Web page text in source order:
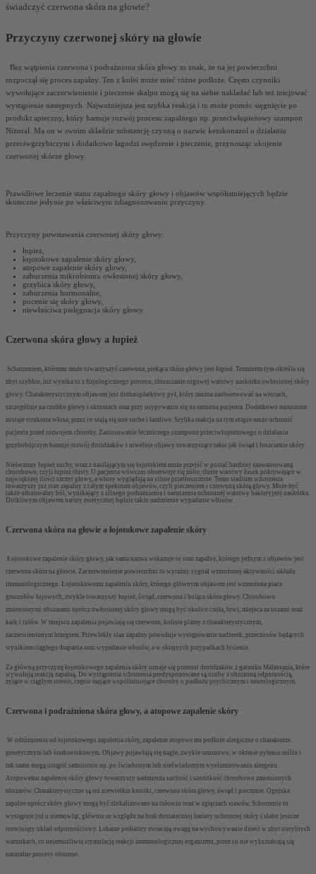
świadczyć czerwona skóra na głowie?
Przyczyny czerwonej skóry na głowie
Bez wątpienia czerwona i podrażniona skóra głowy to znak, że na jej powierzchni
rozpoczął się proces zapalny. Ten z kolei może mieć różne podłoże. Często czynniki
wywołujące zaczerwienienie i pieczenie skalpu mogą się na siebie nakładać lub też inicjować
wystąpienie następnych. Najważniejsza jest szybka reakcja i tu może pomóc sięgnięcie po
produkt apteczny, który hamuje rozwój procesu zapalnego np. przeciwłupieżowy szampon
Nizoral. Ma on w swoim składzie substancję czynną o nazwie ketokonazol o działaniu
przeciwgrzybiczym i dodatkowo łagodzi swędzenie i pieczenie, przynosząc ukojenie
czerwonej skórze głowy.
Prawidłowe leczenie stanu zapalnego skóry głowy i objawów współistniejących będzie
skuteczne jedynie po właściwym zdiagnozowaniu przyczyny.
Przyczyny powstawania czerwonej skóry głowy:
łupież,
łojotokowe zapalenie skóry głowy,
atopowe zapalenie skóry głowy,
zaburzenia mikrobiomu owłosionej skóry głowy,
grzybica skóry głowy,
zaburzenia hormonalne,
pocenie się skóry głowy,
niewłaściwa pielęgnacja skóry głowy.
Czerwona skóra głowy a łupież
Schorzeniem, któremu może towarzyszyć czerwona, piekąca skóra głowy jest łupież. Terminem tym określa się
zbyt szybkie, niż wynika to z fizjologicznego procesu, złuszczanie rogowej warstwy naskórka owłosionej skóry
głowy. Charakterystycznym objawem jest drobnopłatkowy pył, który można zaobserwować na włosach,
szczególnie na czubku głowy i skroniach oraz przy osypywaniu się na ramiona pacjenta. Dodatkowo naruszona
zostaje struktura włosa, przez co stają się one suche i łamliwe. Szybka reakcja na tym etapie może uchronić
pacjenta przed rozwojem choroby. Zastosowanie leczniczego szamponu przeciwłupieżowego o działaniu
grzybobójczym hamuje rozwój drożdżaków i niweluje objawy towarzyszące takie jak świąd i łuszczenie skóry.
Nieleczony łupież suchy, wraz z nasilającym się łojotokiem może przejść w postać bardziej zaawansowaną
chorobowo, czyli łupież tłusty. U pacjenta wówczas obserwuje się żółte, tłuste warstwy łusek pokrywające w
największej ilości szczyt głowy, a włosy wyglądają na silnie przetłuszczone. Temu stadium schorzenia
towarzyszy już stan zapalny z całym spektrum objawów, czyli pieczeniem i czerwoną skórą głowy. Może być
także odczuwalny ból, wynikający z silnego podrażnienia i naruszenia ochronnej warstwy bakteryjnej naskórka.
Dotkliwym objawem natury estetycznej będzie także nadmierne wypadanie włosów.
Czerwona skóra na głowie a łojotokowe zapalenie skóry
Łojotokowe zapalenie skóry głowy, jak sama nazwa wskazuje to stan zapalny, którego jednym z objawów jest
czerwona skóra na głowie. Zaczerwienienie powierzchni to wyraźny sygnał wzmożonej aktywności układu
immunologicznego. Łojotokowemu zapaleniu skóry, którego głównym objawem jest wzmożona praca
gruczołów łojowych, zwykle towarzyszy łupież, świąd, czerwona i boląca skóra głowy. Chorobowo
zmienionymi obszarami oprócz owłosionej skóry głowy mogą być okolice czoła, brwi, miejsca za uszami oraz
kark i tułów. W miejscu zapalenia pojawiają się czerwone, koliste plamy z charakterystycznym,
zaczerwienionym brzegiem. Przewlekły stan zapalny powoduje występowanie nadżerek, przeczosów będących
wynikiem ciągłego drapania oraz wypadanie włosów, a w skrajnych przypadkach łysienie.
Za główną przyczynę łojotokowego zapalenia skóry uznaje się przerost drożdżaków z gatunku Malassazia, które
wywołują reakcję zapalną. Do wystąpienia schorzenia predysponowane są osoby z obniżoną odpornością,
żyjące w ciągłym stresie, często mające współistniejące choroby o podłożu psychicznym i neurologicznym.
Czerwona i podrażniona skóra głowy, a atopowe zapalenie skóry
W odróżnieniu od łojotokowego zapalenia skóry, zapalenie atopowe ma podłoże alergiczne o charakterze
genetycznym lub środowiskowym. Objawy pojawiają się nagle, zwykle sezonowo, w okresie pylenia roślin i
tak samo mogą ustąpić samoistnie np. po świadomym lub nieświadomym wyeliminowaniu alergenu.
Atopowemu zapaleniu skóry głowy towarzyszy nadmierna suchość i szorstkość chorobowo zmienionych
obszarów. Charakterystyczne są też niewielkie krostki, czerwona skóra głowy, świąd i pieczenie. Ogniska
zapalne oprócz skóry głowy mogą być zlokalizowane na tułowiu oraz w zgięciach stawów. Schorzenie to
występuje już u niemowląt, głównie ze względu na brak dostatecznej bariery ochronnej skóry i słabo jeszcze
rozwinięty układ odpornościowy. Lekarze pediatrzy zwracają uwagę na wychowywanie dzieci w zbyt sterylnych
warunkach, co uniemożliwia stymulację reakcji immunologicznej organizmu, przez co nie wykształcają się
naturalne procesy obronne.